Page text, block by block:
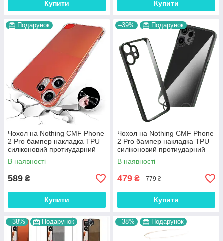
Купити Купити
Подарунок
Чохол на Nothing CMF Phone
2 Pro бампер накладка TPU
силіконовий протиударний
прозорий "W-SHEILD"
В наявності
589 ₴
Купити
–39% Подарунок
Чохол на Nothing CMF Phone
2 Pro бампер накладка TPU
силіконовий протиударний
прозорий "CLEAR-BUMP"
В наявності
479 ₴ 779 ₴
Купити
–38% Подарунок –38% Подарунок